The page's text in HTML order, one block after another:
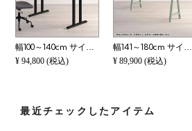
幅100～140cm サイズオーダーデスク Sizeno(シゼノ) パソコンデスク ウォールナット 集成材 木製 T字脚 スチール脚 天然木 パソコンデスク 配線穴 オフィスデスク テレワークデスク 勉強机 おしゃれ ウッディモダン
¥ 94,800 (税込)
幅141～180cm サイズオーダーデスク Sizeno(シゼノ) パソコンデスク ホワイトアッシュ 無垢材 木製 A字脚 スチール脚 天然木 パソコンデスク 切り欠き オフィスデスク テレワークデスク 勉強机 おしゃれ 北欧モダン
¥ 89,900 (税込)
最近チェックしたアイテム